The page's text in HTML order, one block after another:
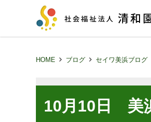
HOME ブログ セイワ美浜ブログ
10月10日 美